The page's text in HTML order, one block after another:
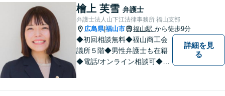
いことも安心してご相談くだ
さい。あなたの気持ちに寄り
添い、丁寧にお応えします。
檜上 芙雪 弁護士
弁護士法人山下江法律事務所 福山支部
広島県|福山市 福山駅 から徒歩9分
◆初回相談無料◆福山商工会
議所５階◆男性弁護士も在籍
◆電話/オンライン相談可◆離
詳細を見
る